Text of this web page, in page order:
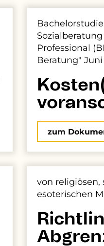
Professional
Beratung" Juni
zum
von
esoterischen